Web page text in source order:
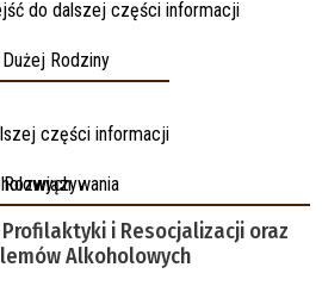
do dalszej części informacji
części informacji
i Resocjalizacji oraz
Alkoholowych